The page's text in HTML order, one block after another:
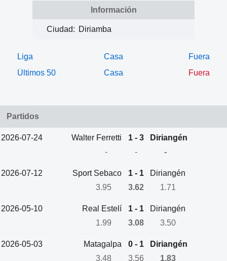
Información
Ciudad: Diriamba
Liga Casa
Fuera
Últimos 50
Casa Fuera
Partidos
2026-07-24 Walter Ferretti 1 - 3
Diriangén
-
- -
2026-07-12 Sport Sebaco 1 - 1
Diriangén
3.95
3.62 1.71
2026-05-10 Real Estelí 1 - 1
Diriangén
1.99
3.08 3.50
2026-05-03 Matagalpa 0 - 1
Diriangén
3.48
3.56 1.83